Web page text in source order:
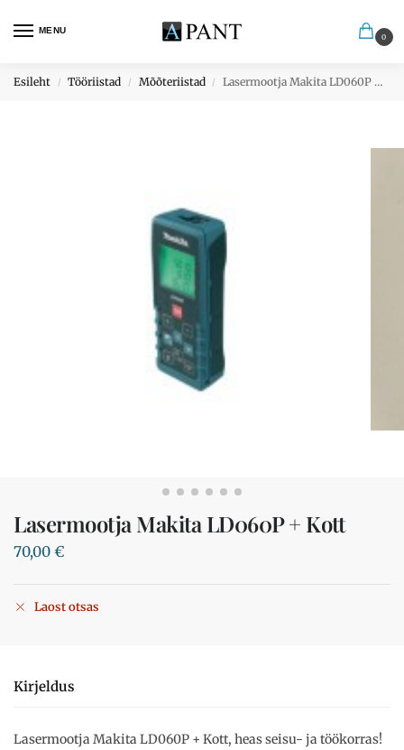
MENU
0
Esileht / Tööriistad / Mõõteriistad / Lasermootja Makita LD060P + Kott
Lasermootja Makita LD060P + Kott
70,00 €
Laost otsas
Kirjeldus
Lasermootja Makita LD060P + Kott, heas seisu- ja töökorras!